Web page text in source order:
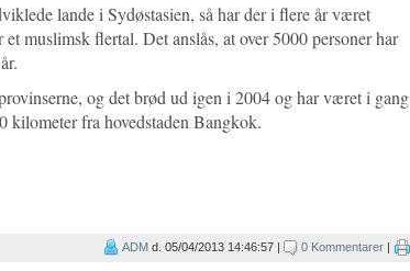
lande i Sydøstasien, så har der i flere år været
muslimsk flertal. Det anslås, at over 5000 personer har
og det brød ud igen i 2004 og har været i gang
kilometer fra hovedstaden Bangkok.
ADM d. 05/04/2013 14:46:57 | 0 Kommentarer |